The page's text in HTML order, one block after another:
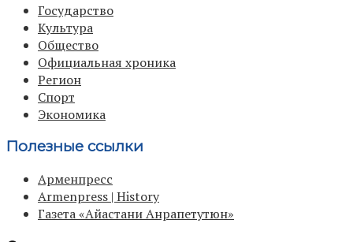
Государство
Культура
Общество
Официальная хроника
Регион
Спорт
Экономика
Полезные ссылки
Арменпресс
Armenpress | History
Газета «Айастани Анрапетутюн»